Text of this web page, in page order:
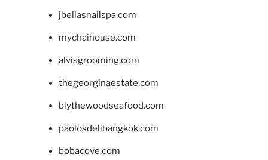
jbellasnailspa.com
mychaihouse.com
alvisgrooming.com
thegeorginaestate.com
blythewoodseafood.com
paolosdelibangkok.com
bobacove.com